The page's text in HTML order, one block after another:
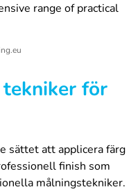
range of practical
för
sättet att applicera färg
finish som
målningstekniker.